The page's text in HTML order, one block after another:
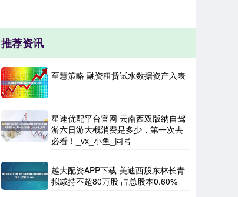
推荐资讯
至慧策略 融资租赁试水数据资产入表
星速优配平台官网 云南西双版纳自驾
游六日游大概消费是多少，第一次去
必看！_vx_小鱼_同号
越大配资APP下载 美迪西股东林长青
拟减持不超80万股 占总股本0.60%